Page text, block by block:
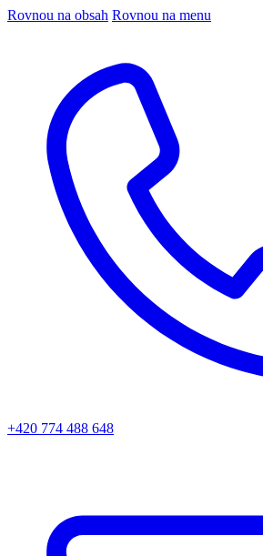
Rovnou na obsah Rovnou na menu
+420 774 488 648